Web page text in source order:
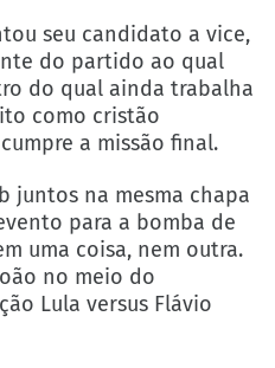
seu candidato a vice,
do partido ao qual
do qual ainda trabalha
como cristão
a missão final.
juntos na mesma chapa
para a bomba de
uma coisa, nem outra.
no meio do
Lula versus Flávio